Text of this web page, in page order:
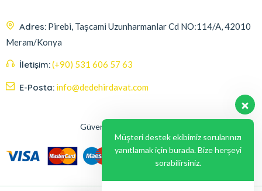
Adres: Pirebi, Taşcami Uzunharmanlar Cd NO:114/A, 42010
Meram/Konya
İletişim:(+90) 531 606 57 63
E-Posta: info@dedehirdavat.com
Güvenli Ödeme Seçenekleri
Müşteri destek ekibimiz sorularınızı
yanıtlamak için burada. Bize herşeyi
sorabilirsiniz.